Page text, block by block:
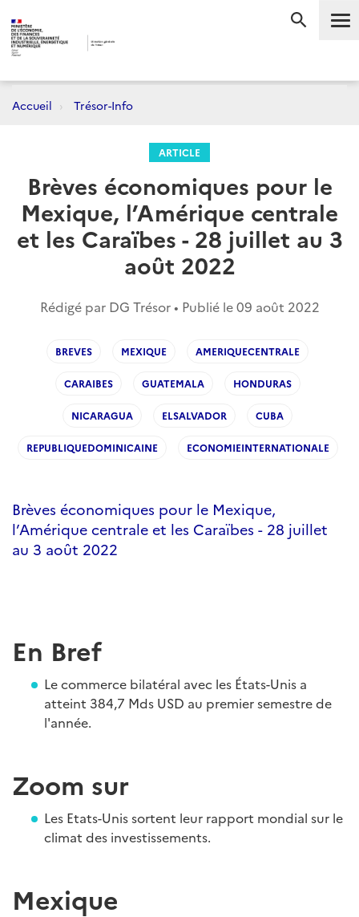
Accueil Trésor-Info
ARTICLE
Brèves économiques pour le
Mexique, l’Amérique centrale
et les Caraïbes - 28 juillet au 3
août 2022
Rédigé par DG Trésor • Publié le09 août 2022
BREVES MEXIQUE AMERIQUECENTRALE
CARAIBES GUATEMALA HONDURAS
NICARAGUA ELSALVADOR CUBA
REPUBLIQUEDOMINICAINE ECONOMIEINTERNATIONALE
Brèves économiques pour le Mexique,
l’Amérique centrale et les Caraïbes - 28 juillet
au 3 août 2022
En Bref
Le commerce bilatéral avec les États-Unis a
atteint 384,7 Mds USD au premier semestre de
l'année.
Zoom sur
Les Etats-Unis sortent leur rapport mondial sur le
climat des investissements.
Mexique